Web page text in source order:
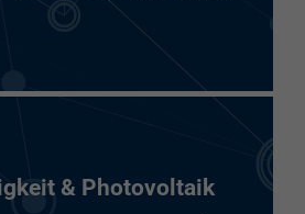
& Photovoltaik